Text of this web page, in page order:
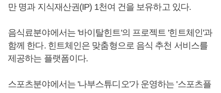
만 명과 지식재산권(IP) 1천여 건을 보유하고 있다.
음식료분야에서는 '바이탈힌트'의 프로젝트 '힌트체인'과
함께 한다. 힌트체인은 맞춤형으로 음식 추천 서비스를
제공하는 플랫폼이다.
스포츠분야에서는 '나부스튜디오'가 운영하는 '스포츠플